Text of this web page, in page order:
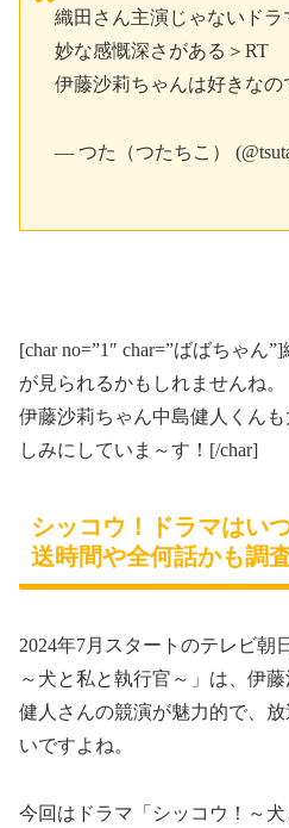
織田さん主演じゃないドラ
妙な感慨深さがある＞RT
伊藤沙莉ちゃんは好きなの
— つた（つたちこ）
[char no=”1″ char=”ばばちゃん
が見られるかもしれませんね。
伊藤沙莉ちゃん中島健人くん
しみにしていま～す！[/char]
シッコウ！ドラマはい
送時間や全何話かも調
2024年7月スタートのテレビ朝
～犬と私と執行官～」は、伊
健人さんの競演が魅力的で、
いですよね。
今回はドラマ「シッコウ！ ～